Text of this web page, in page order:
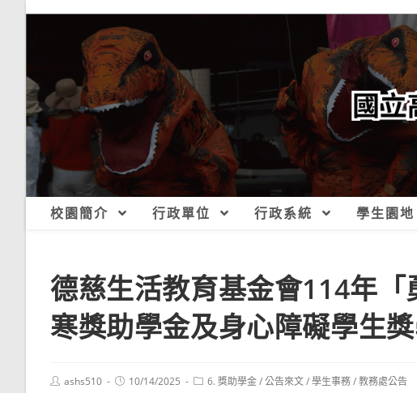
校園簡介 行政單位 行政系統 學生園地
德慈生活教育基金會114年
寒獎助學金及身心障礙學生
Postashs510
Post10/14/2025
Post6. 獎助學金/公告來文/學生事務/教務處公告